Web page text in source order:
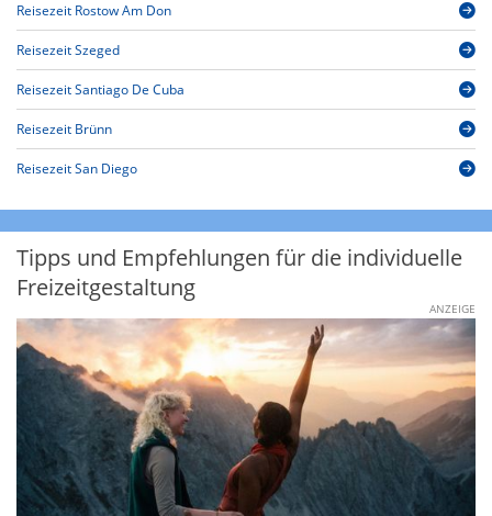
Reisezeit Rostow Am Don
Reisezeit Szeged
Reisezeit Santiago De Cuba
Reisezeit Brünn
Reisezeit San Diego
Tipps und Empfehlungen für die individuelle
Freizeitgestaltung
ANZEIGE